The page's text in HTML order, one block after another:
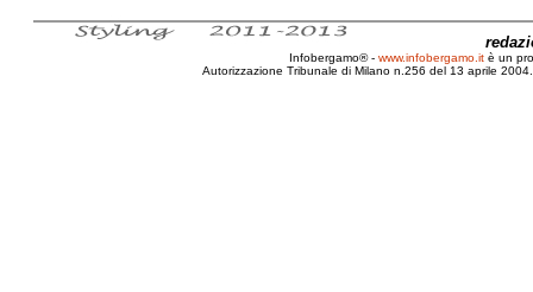
Infobergamo® - www.infobergamo.it è un
Autorizzazione Tribunale di Milano n.256 del 13 aprile